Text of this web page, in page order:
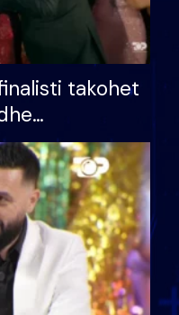
takohet
ndonjë letër